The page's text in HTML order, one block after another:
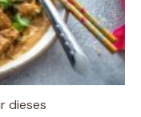
dieses